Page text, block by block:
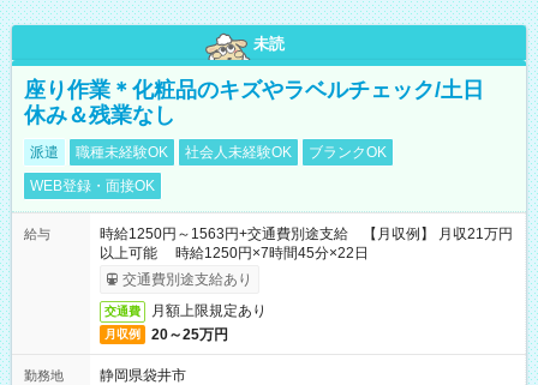
未読
座り作業＊化粧品のキズやラベルチェック/土日
休み＆残業なし
派遣 職種未経験OK 社会人未経験OK
ブランクOK
WEB登録・面接OK
給与
時給1250円～1563円+交通費別途支給 【月収例】 月収21万円
以上可能 時給1250円×7時間45分×22日
交通費別途支給あり
交通費 月額上限規定あり
月収例 20～25万円
勤務地
静岡県袋井市